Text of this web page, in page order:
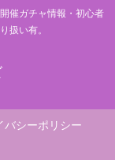
催ガチャ情報・初心者
扱い有。
バシーポリシー